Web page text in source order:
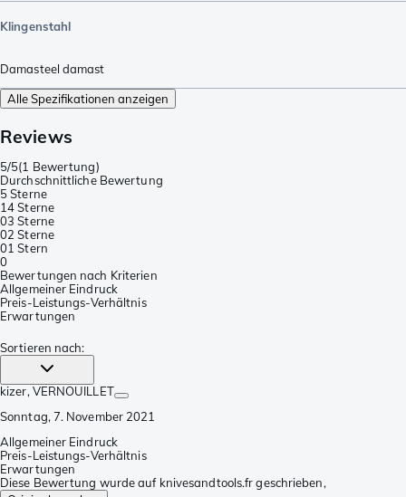
Klingenstahl
Damasteel damast
Alle Spezifikationen anzeigen
Reviews
5/5(1 Bewertung)
Durchschnittliche Bewertung
5 Sterne
14 Sterne
03 Sterne
02 Sterne
01 Stern
0
Bewertungen nach Kriterien
Allgemeiner Eindruck
Preis-Leistungs-Verhältnis
Erwartungen
Sortieren nach:
kizer, VERNOUILLET
Sonntag, 7. November 2021
Allgemeiner Eindruck
Preis-Leistungs-Verhältnis
Erwartungen
Diese Bewertung wurde auf knivesandtools.fr geschrieben,